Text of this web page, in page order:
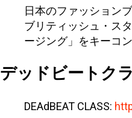
日本のファッションブ
ブリティッシュ・ス
ージング」をキーコ
デッドビートク
DEAdBEAT CLASS: